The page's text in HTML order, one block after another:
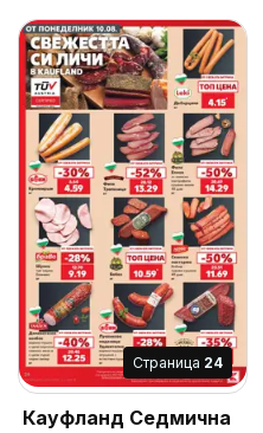
Cтраница 24
Кауфланд Седмична